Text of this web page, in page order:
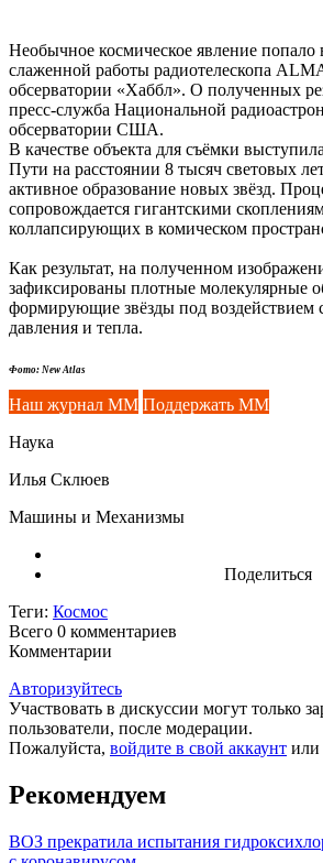
Необычное космическое явление попало
слаженной работы радиотелескопа
обсерватории «Хаббл». О полученных
пресс-служба Национальной
обсерватории США.
В качестве объекта для съёмки
Пути на расстоянии 8 тысяч световых
активное образование новых звёзд.
сопровождается гигантскими
коллапсирующих в комическом
Как результат, на полученном
зафиксированы плотные молекулярные
формирующие звёзды под воздействием
давления и тепла.
Фото: New Atlas
Наш журнал ММ Поддержать ММ
Наука
Илья Склюев
Машины и Механизмы
Поделиться
Теги: Космос
Всего 0 комментариев
Комментарии
Авторизуйтесь
Участвовать в дискуссии могут только
пользователи, после модерации.
Пожалуйста, войдите в свой аккаунт или
Рекомендуем
ВОЗ прекратила испытания